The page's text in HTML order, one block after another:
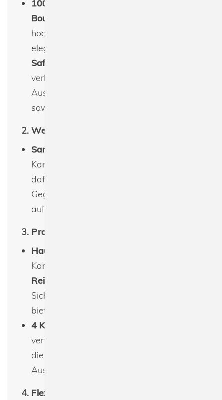
100% Polyurethan (Lederoptik)
Boutique Card Holder
hochwertigem Polyurethan mit einer
eleganten
Saffiano-Muster
verleiht dem Kartenhalter ein luxuriöses
Aussehen und sorgt für Haltbarkeit
sowie eine angenehme Haptik.
2.Weiches Innenfutter
Sanftes Innenfutter
Kartenhalters sorgt das weiche Futter
dafür, dass Ihre Karten und persönlichen
Gegenstände geschützt und sicher
aufbewahrt werden.
3. Praktische Aufteilung
Hauptfach mit Zip
Kartenhalters ist mit einem
Reißverschluss
Sicherheit für kleinere Wertgegenstände
bietet.
4 Kartenfächer
verfügt über
die ausreichend Platz für Kreditkarten,
Ausweise oder Visitenkarten bieten.
4. Flexibel veredelbar